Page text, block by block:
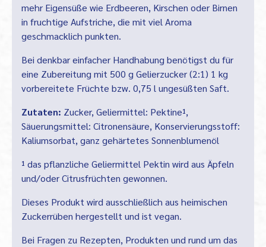
mehr Eigensüße wie Erdbeeren, Kirschen oder Birnen
in fruchtige Aufstriche, die mit viel Aroma
geschmacklich punkten.
Bei denkbar einfacher Handhabung benötigst du für
eine Zubereitung mit 500 g Gelierzucker (2:1) 1 kg
vorbereitete Früchte bzw. 0,75 l ungesüßten Saft.
Zutaten: Zucker, Geliermittel: Pektine¹,
Säuerungsmittel: Citronensäure, Konservierungsstoff:
Kaliumsorbat, ganz gehärtetes Sonnenblumenöl
¹ das pflanzliche Geliermittel Pektin wird aus Äpfeln
und/oder Citrusfrüchten gewonnen.
Dieses Produkt wird ausschließlich aus heimischen
Zuckerrüben hergestellt und ist vegan.
Bei Fragen zu Rezepten, Produkten und rund um das